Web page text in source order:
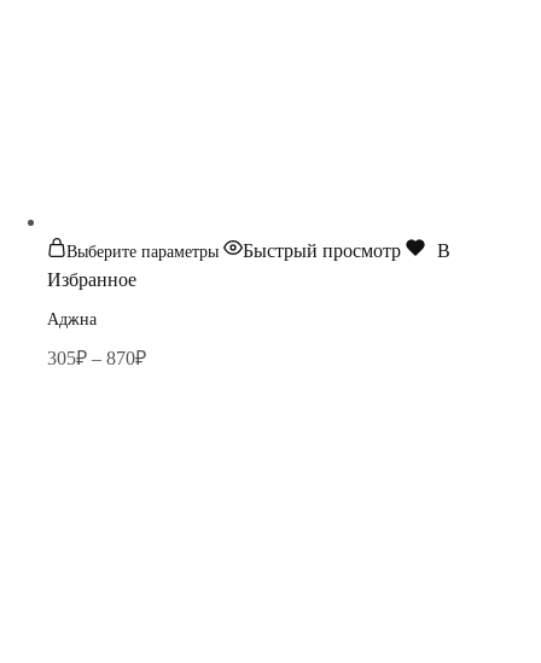
Выберите параметры ЭтотБыстрый просмотр
В
Избранное
Аджна
305₽ – 870₽Диапазон